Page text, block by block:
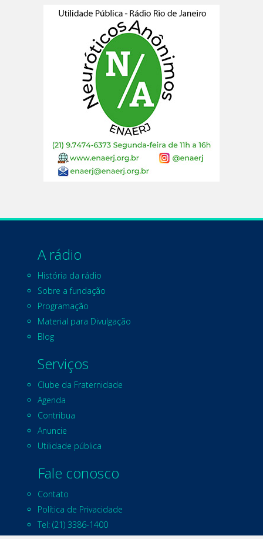
A rádio
História da rádio
Sobre a fundação
Programação
Material para Divulgação
Blog
Serviços
Clube da Fraternidade
Agenda
Contribua
Anuncie
Utilidade pública
Fale conosco
Contato
Política de Privacidade
Tel: (21) 3386-1400